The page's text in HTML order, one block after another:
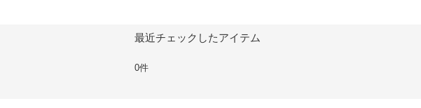
最近チェックしたアイテム
0件